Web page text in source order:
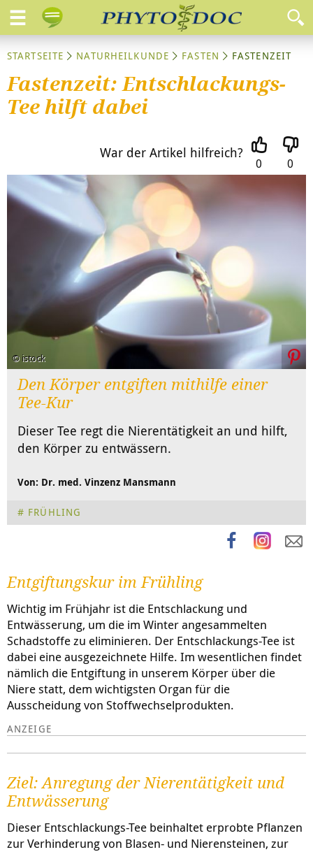
STARTSEITE NATURHEILKUNDE FASTEN FASTENZEIT
Fastenzeit: Entschlackungs-
Tee hilft dabei
War der Artikel hilfreich?
0 0
© istock
Den Körper entgiften mithilfe einer
Tee-Kur
Dieser Tee regt die Nierentätigkeit an und hilft,
den Körper zu entwässern.
Von: Dr. med. Vinzenz Mansmann
FRÜHLING
Entgiftungskur im Frühling
Wichtig im Frühjahr ist die Entschlackung und
Entwässerung, um die im Winter angesammelten
Schadstoffe zu eliminieren. Der Entschlackungs-Tee ist
dabei eine ausgezeichnete Hilfe. Im wesentlichen findet
nämlich die Entgiftung in unserem Körper über die
Niere statt, dem wichtigsten Organ für die
Ausscheidung von Stoffwechselprodukten.
Ziel: Anregung der Nierentätigkeit und
Entwässerung
Dieser Entschlackungs-Tee beinhaltet erprobte Pflanzen
zur Verhinderung von Blasen- und Nierensteinen, zur